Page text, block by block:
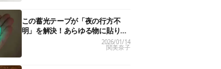
この蓄光テープが「夜の行方不
明」を解決！あらゆる物に貼りま
くり、効果を実証してみた2026/01/14
関美奈子